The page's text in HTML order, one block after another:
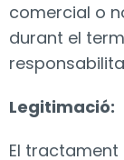
comercial o
durant el
Legitimació:
El tractament